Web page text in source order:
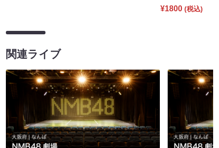
¥1800 (税込)
関連ライブ